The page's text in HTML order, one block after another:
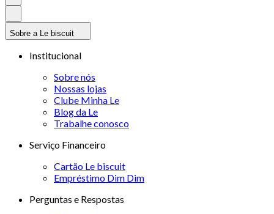
Sobre a Le biscuit
Institucional
Sobre nós
Nossas lojas
Clube Minha Le
Blog da Le
Trabalhe conosco
Serviço Financeiro
Cartão Le biscuit
Empréstimo Dim Dim
Perguntas e Respostas